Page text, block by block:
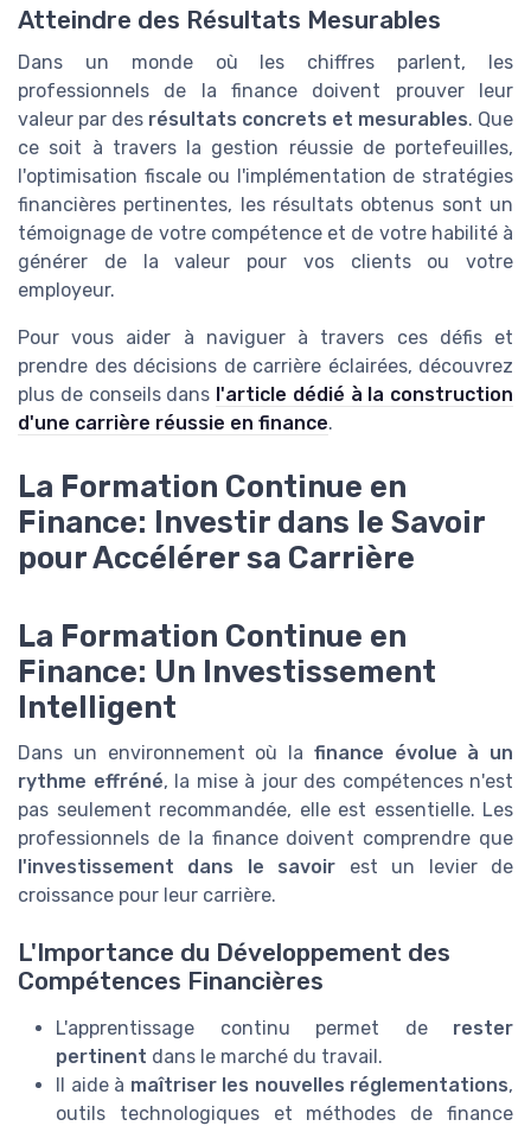
Atteindre des Résultats Mesurables
Dans un monde où les chiffres parlent, les
professionnels de la finance doivent prouver leur
valeur par des résultats concrets et mesurables. Que
ce soit à travers la gestion réussie de portefeuilles,
l'optimisation fiscale ou l'implémentation de stratégies
financières pertinentes, les résultats obtenus sont un
témoignage de votre compétence et de votre habilité à
générer de la valeur pour vos clients ou votre
employeur.
Pour vous aider à naviguer à travers ces défis et
prendre des décisions de carrière éclairées, découvrez
plus de conseils dans l'article dédié à la construction
d'une carrière réussie en finance.
La Formation Continue en
Finance: Investir dans le Savoir
pour Accélérer sa Carrière
La Formation Continue en
Finance: Un Investissement
Intelligent
Dans un environnement où la finance évolue à un
rythme effréné, la mise à jour des compétences n'est
pas seulement recommandée, elle est essentielle. Les
professionnels de la finance doivent comprendre que
l'investissement dans le savoir est un levier de
croissance pour leur carrière.
L'Importance du Développement des
Compétences Financières
L'apprentissage continu permet de rester
pertinent dans le marché du travail.
Il aide à maîtriser les nouvelles réglementations,
outils technologiques et méthodes de finance